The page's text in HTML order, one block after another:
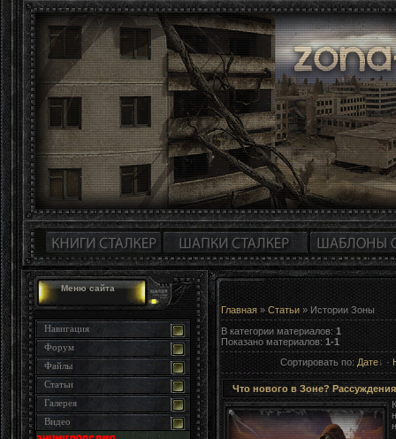
Меню сайта
Навигация
Форум
Файлы
Статьи
Галерея
Видео
Главная» Статьи » Истории Зоны
В категории материалов: 1
Показано материалов: 1-1
Сортировать по: Дате ·
Что нового в Зоне?